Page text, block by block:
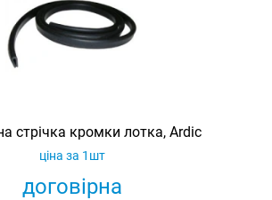
стрічка кромки лотка, Ardic
договірна
ціна за 1шт